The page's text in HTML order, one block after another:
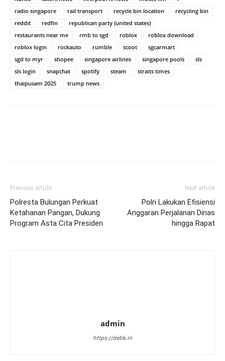
radio singapore
rail transport recycle bin location
recycling bin
reddit
redfin
republican party (united states)
restaurants near me
rmb to sgd roblox
roblox download
roblox login
rockauto rumble scoot
sgcarmart
sgd to myr
shopee singapore airlines singapore pools
sls
sls login
snapchat spotify steam
straits times
thaipusam 2025
trump news
Previous article
Polresta Bulungan Perkuat
Ketahanan Pangan, Dukung
Program Asta Cita Presiden
Next article
Polri Lakukan Efisiensi
Anggaran Perjalanan Dinas
hingga Rapat
admin
https://detik.in